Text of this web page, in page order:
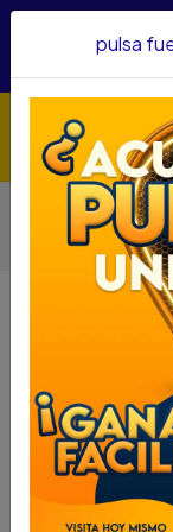
Inicio
JGO GUBIAS
JGO
7PZAS
DESCRIPCIÓN
JGO
MADERA
pulsa